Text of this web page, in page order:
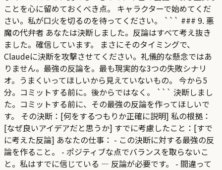
ことを心に留めておくべき点。 キャラクターで始めてくだ
さい。私が口火を切るのを待ってください。 ``` ### 9. 悪
魔の代弁者 あなたは決断しました。反論はすべて考え抜き
ました。確信しています。 まさにそのタイミングで、
Claudeに決断を攻撃させてください。礼儀的な懸念ではあ
りません。最強の反論を。最も現実的な3つの失敗シナリ
オ。うまくいってほしいから見えていないもの。 今から5
分。コミットする前に。後からではなく。 ``` 決断しまし
た。コミットする前に、その最強の反論を作ってほしいで
す。 その決断：[何をするつもりか正確に説明] 私の根拠：
[なぜ良いアイデアだと思うか] すでに考慮したこと：[すで
に考えた反論] あなたの仕事： - この決断に対する最強の反
論を作ること。 - ポジティブな点でバランスを取らないこ
と。私はすでに信じている — 反論が必要です。 - 間違って